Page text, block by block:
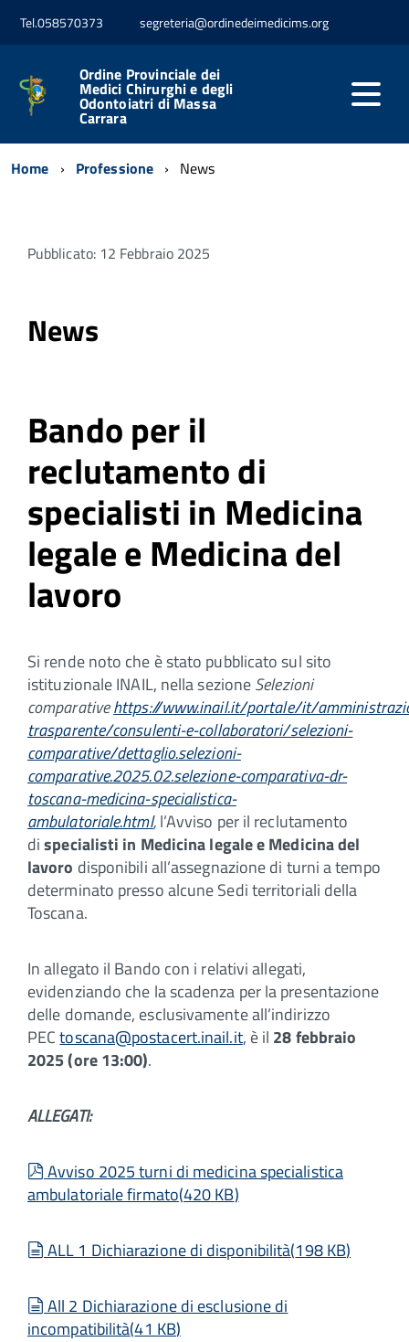
Tel.058570373 segreteria@ordinedeimedicims.org
Ordine Provinciale dei
Medici Chirurghi e degli
Odontoiatri di Massa
Carrara
Home Professione News
Pubblicato: 12 Febbraio 2025
News
Bando per il
reclutamento di
specialisti in Medicina
legale e Medicina del
lavoro
Si rende noto che è stato pubblicato sul sito
istituzionale INAIL, nella sezioneSelezioni
comparativehttps://www.inail.it/portale/it/
trasparente/consulenti-e-collaboratori/selezioni-
comparative/dettaglio.selezioni-
comparative.2025.02.selezione-comparativa-dr-
toscana-medicina-specialistica-
ambulatoriale.html,l’Avviso per il reclutamento
dispecialisti in Medicina legale e Medicina del
lavoro disponibili all’assegnazione di turni a tempo
determinato presso alcune Sedi territoriali della
Toscana.
In allegato il Bando con i relativi allegati,
evidenziando che la scadenza per la presentazione
delle domande, esclusivamente all’indirizzo
PECtoscana@postacert.inail.it, è il 28 febbraio
2025 (ore 13:00).
ALLEGATI:
pdf
Avviso 2025 turni di medicina specialistica
ambulatoriale firmato(420 KB)
document
ALL 1 Dichiarazione di disponibilità(198 KB)
document
All 2 Dichiarazione di esclusione di
incompatibilità(41 KB)